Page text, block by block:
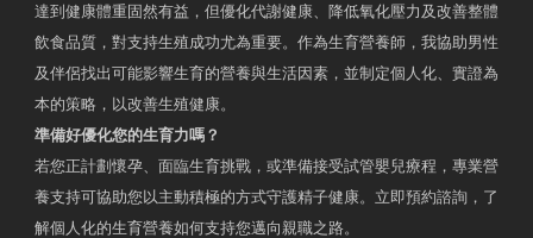
達到健康體重固然有益，但優化代謝健康、降低氧化壓力及改善整體
飲食品質，對支持生殖成功尤為重要。作為生育營養師，我協助男性
及伴侶找出可能影響生育的營養與生活因素，並制定個人化、實證為
本的策略，以改善生殖健康。
準備好優化您的生育力嗎？
若您正計劃懷孕、面臨生育挑戰，或準備接受試管嬰兒療程，專業營
養支持可協助您以主動積極的方式守護精子健康。立即預約諮詢，了
解個人化的生育營養如何支持您邁向親職之路。